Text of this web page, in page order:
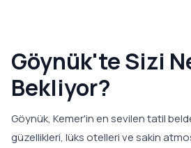
Göynük'te Sizi
Bekliyor?
Göynük, Kemer'in en sevilen tatil
güzellikleri, lüks otelleri ve sakin